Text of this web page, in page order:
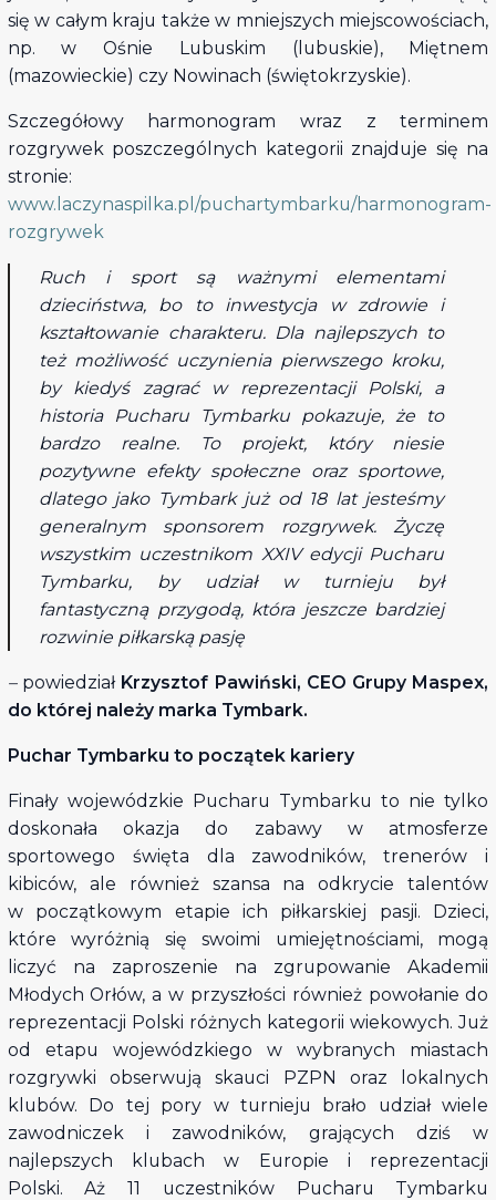
się w całym kraju także w mniejszych miejscowościach,
np. w Ośnie Lubuskim (lubuskie), Miętnem
(mazowieckie) czy Nowinach (świętokrzyskie).
Szczegółowy harmonogram wraz z terminem
rozgrywek poszczególnych kategorii znajduje się na
stronie:
www.laczynaspilka.pl/puchartymbarku/harmonogram-
rozgrywek
Ruch i sport są ważnymi elementami
dzieciństwa, bo to inwestycja w zdrowie i
kształtowanie charakteru. Dla najlepszych to
też możliwość uczynienia pierwszego kroku,
by kiedyś zagrać w reprezentacji Polski, a
historia Pucharu Tymbarku pokazuje, że to
bardzo realne. To projekt, który niesie
pozytywne efekty społeczne oraz sportowe,
dlatego jako Tymbark już od 18 lat jesteśmy
generalnym sponsorem rozgrywek. Życzę
wszystkim uczestnikom XXIV edycji Pucharu
Tymbarku, by udział w turnieju był
fantastyczną przygodą, która jeszcze bardziej
rozwinie piłkarską pasję
– powiedział Krzysztof Pawiński, CEO Grupy Maspex,
do której należy marka Tymbark.
Puchar Tymbarku to początek kariery
Finały wojewódzkie Pucharu Tymbarku to nie tylko
doskonała okazja do zabawy w atmosferze
sportowego święta dla zawodników, trenerów i
kibiców, ale również szansa na odkrycie talentów
w początkowym etapie ich piłkarskiej pasji. Dzieci,
które wyróżnią się swoimi umiejętnościami, mogą
liczyć na zaproszenie na zgrupowanie Akademii
Młodych Orłów, a w przyszłości również powołanie do
reprezentacji Polski różnych kategorii wiekowych. Już
od etapu wojewódzkiego w wybranych miastach
rozgrywki obserwują skauci PZPN oraz lokalnych
klubów. Do tej pory w turnieju brało udział wiele
zawodniczek i zawodników, grających dziś w
najlepszych klubach w Europie i reprezentacji
Polski. Aż 11 uczestników Pucharu Tymbarku